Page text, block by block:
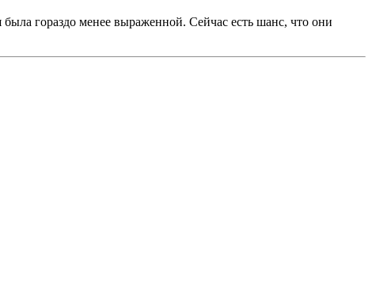
гораздо менее выраженной. Сейчас есть шанс, что они